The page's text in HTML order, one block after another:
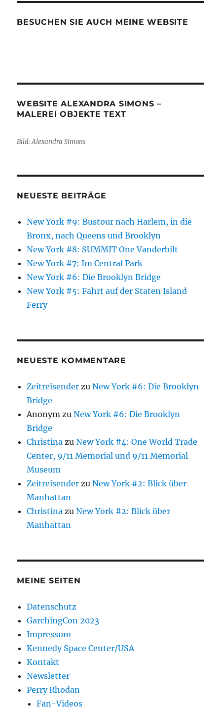
BESUCHEN SIE AUCH MEINE WEBSITE
WEBSITE ALEXANDRA SIMONS –
MALEREI OBJEKTE TEXT
Bild: Alexandra Simons
NEUESTE BEITRÄGE
New York #9: Bustour nach Harlem, in die
Bronx, nach Queens und Brooklyn
New York #8: SUMMIT One Vanderbilt
New York #7: Im Central Park
New York #6: Die Brooklyn Bridge
New York #5: Fahrt auf der Staten Island
Ferry
NEUESTE KOMMENTARE
Zeitreisender zuNew York #6: Die Brooklyn
Bridge
Anonym zuNew York #6: Die Brooklyn
Bridge
Christina zuNew York #4: One World Trade
Center, 9/11 Memorial und 9/11 Memorial
Museum
Zeitreisender zuNew York #2: Blick über
Manhattan
Christina zuNew York #2: Blick über
Manhattan
MEINE SEITEN
Datenschutz
GarchingCon 2023
Impressum
Kennedy Space Center/USA
Kontakt
Newsletter
Perry Rhodan
Fan-Videos